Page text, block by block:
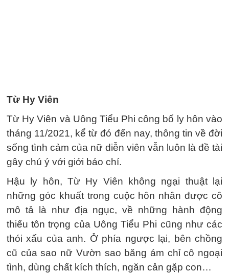
Từ Hy Viên
Từ Hy Viên và Uông Tiểu Phi công bố ly hôn vào
tháng 11/2021, kể từ đó đến nay, thông tin về đời
sống tình cảm của nữ diễn viên vẫn luôn là đề tài
gây chú ý với giới báo chí.
Hậu ly hôn, Từ Hy Viên không ngại thuật lại
những góc khuất trong cuộc hôn nhân được cô
mô tả là như địa ngục, về những hành động
thiếu tôn trọng của Uông Tiểu Phi cũng như các
thói xấu của anh. Ở phía ngược lại, bên chồng
cũ của sao nữ Vườn sao băng ám chỉ cô ngoại
tình, dùng chất kích thích, ngăn cản gặp con…